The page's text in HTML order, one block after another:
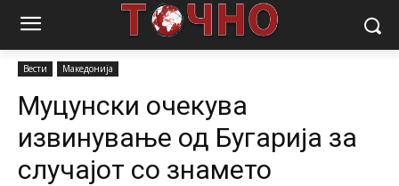
Почетна
Муцунски очекува извинување од Бугарија за
Вести Македонија
Муцунски очекува
извинување од Бугарија за
случајот со знамето